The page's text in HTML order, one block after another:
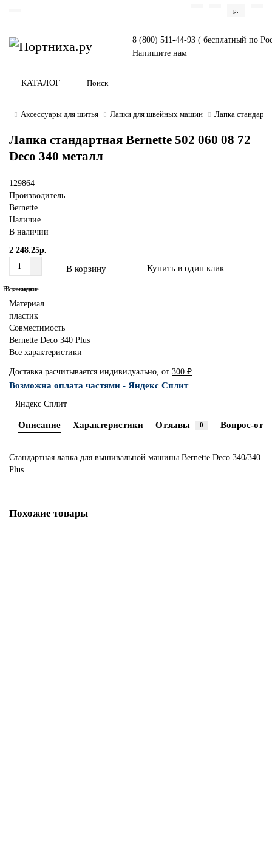
р.
8 (800) 511-44-93 ( бесплатный по
Напишите нам
КАТАЛОГ
Аксессуары для шитья Лапки для швейных машин Лапка
Лапка стандартная Bernette 502 060 08 72
Deco 340 металл
129864
Производитель
Bernette
Наличие
В наличии
2 248.25р.
В корзину Купить в один клик
В закладки
В сравнение
Материал
пластик
Совместимость
Bernette Deco 340 Plus
Все характеристики
Доставка расчитывается индивидуально, от 300 ₽
Возможна оплата частями - Яндекс Сплит
Яндекс Сплит
Описание Характеристики Отзывы 0 Вопрос-
Стандартная лапка для вышивальной машины Bernette Deco 340/340
Plus.
Похожие товары